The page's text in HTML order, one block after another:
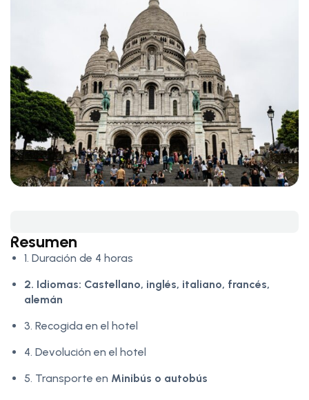
Resumen
1. Duración de 4 horas
2. Idiomas: Castellano, inglés, italiano, francés,
alemán
3. Recogida en el hotel
4. Devolución en el hotel
5. Transporte en Minibús o autobús